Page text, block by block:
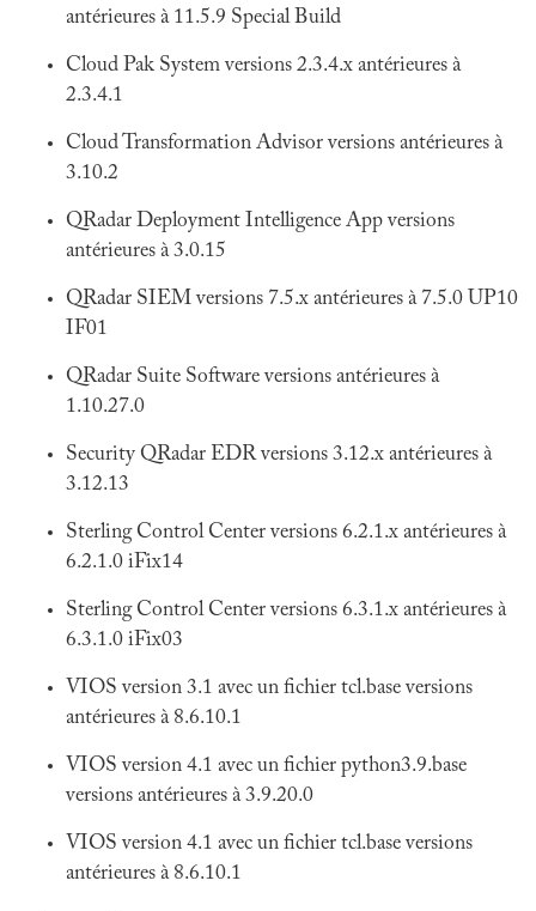
antérieures à 11.5.9 Special Build
Cloud Pak System versions 2.3.4.x antérieures à
2.3.4.1
Cloud Transformation Advisor versions antérieures à
3.10.2
QRadar Deployment Intelligence App versions
antérieures à 3.0.15
QRadar SIEM versions 7.5.x antérieures à 7.5.0 UP10
IF01
QRadar Suite Software versions antérieures à
1.10.27.0
Security QRadar EDR versions 3.12.x antérieures à
3.12.13
Sterling Control Center versions 6.2.1.x antérieures à
6.2.1.0 iFix14
Sterling Control Center versions 6.3.1.x antérieures à
6.3.1.0 iFix03
VIOS version 3.1 avec un fichier tcl.base versions
antérieures à 8.6.10.1
VIOS version 4.1 avec un fichier python3.9.base
versions antérieures à 3.9.20.0
VIOS version 4.1 avec un fichier tcl.base versions
antérieures à 8.6.10.1